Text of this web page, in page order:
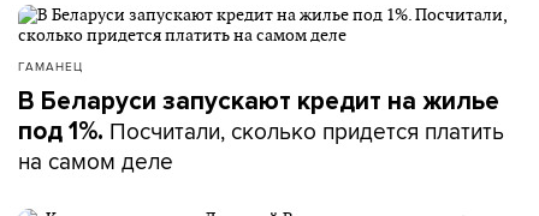
ГАМАНЕЦ
В Беларуси запускают кредит на жилье
под 1%. Посчитали, сколько придется платить
на самом деле